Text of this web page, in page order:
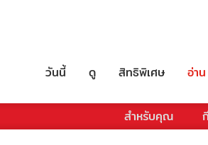
วันนี้ ดู สิทธิพิเศษ อ่าน
สำหรับคุณ